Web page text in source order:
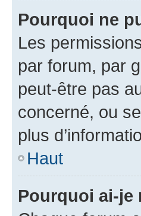
Pourquoi ne
Les
par forum, par
peut-être pas
concerné, ou
plus
Haut
Pourquoi ai-je